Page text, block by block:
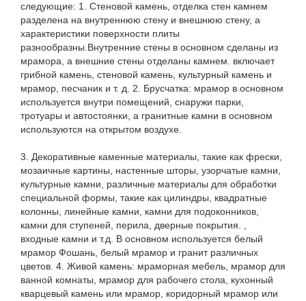
следующие: 1. Стеновой камень, отделка стен камнем
разделена на внутреннюю стену и внешнюю стену, а
характеристики поверхности плиты
разнообразны.Внутренние стены в основном сделаны из
мрамора, а внешние стены отделаны камнем. включает
грибной камень, стеновой камень, культурный камень и
мрамор, песчаник и т. д. 2. Брусчатка: мрамор в основном
используется внутри помещений, снаружи парки,
тротуары и автостоянки, а гранитные камни в основном
используются на открытом воздухе.
3. Декоративные каменные материалы, такие как фрески,
мозаичные картины, настенные шторы, узорчатые камни,
культурные камни, различные материалы для обработки
специальной формы, такие как цилиндры, квадратные
колонны, линейные камни, камни для подоконников,
камни для ступеней, перила, дверные покрытия. ,
входные камни и т.д. В основном используется белый
мрамор Фошань, белый мрамор и гранит различных
цветов. 4. Живой камень: мраморная мебель, мрамор для
ванной комнаты, мрамор для рабочего стола, кухонный
кварцевый камень или мрамор, коридорный мрамор или